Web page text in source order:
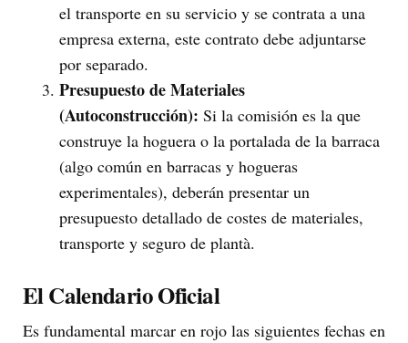
el transporte en su servicio y se contrata a una
empresa externa, este contrato debe adjuntarse
por separado.
Presupuesto de Materiales
(Autoconstrucción): Si la comisión es la que
construye la hoguera o la portalada de la barraca
(algo común en barracas y hogueras
experimentales), deberán presentar un
presupuesto detallado de costes de materiales,
transporte y seguro de plantà.
El Calendario Oficial
Es fundamental marcar en rojo las siguientes fechas en